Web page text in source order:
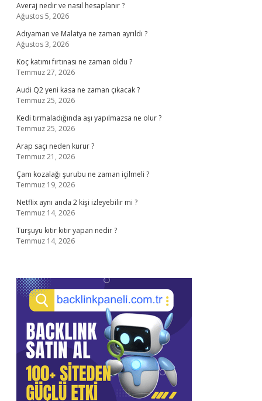
Averaj nedir ve nasıl hesaplanır ?
Ağustos 5, 2026
Adıyaman ve Malatya ne zaman ayrıldı ?
Ağustos 3, 2026
Koç katımı fırtınası ne zaman oldu ?
Temmuz 27, 2026
Audi Q2 yeni kasa ne zaman çıkacak ?
Temmuz 25, 2026
Kedi tırmaladığında aşı yapılmazsa ne olur ?
Temmuz 25, 2026
Arap saçı neden kurur ?
Temmuz 21, 2026
Çam kozalağı şurubu ne zaman içilmeli ?
Temmuz 19, 2026
Netflix aynı anda 2 kişi izleyebilir mi ?
Temmuz 14, 2026
Turşuyu kıtır kıtır yapan nedir ?
Temmuz 14, 2026